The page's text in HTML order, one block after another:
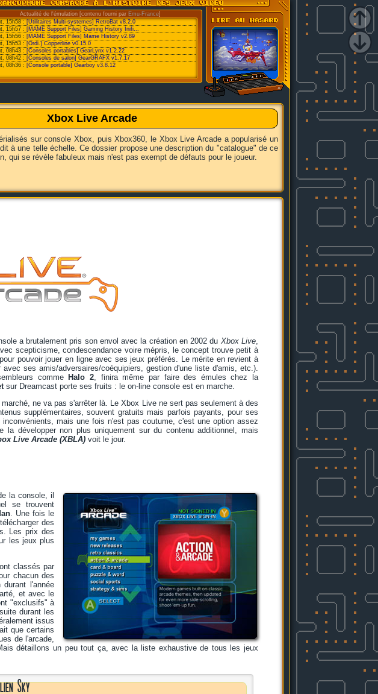
Actualité de l'émulation [contenu fourni par Emu-France]
15h58 :[Utilitaires Multi-systemes] RetroBat v8.2.0
15h57 : [MAME Support Files] Gaming History Inifi...
15h56 : [MAME Support Files] Mame History v2.89
15h53 : [Ordi.] Copperline v0.15.0
08h43 : [Consoles portables] GearLynx v1.2.22
08h42 : [Consoles de salon] GearGRAFX v1.7.17
08h36 : [Console portable] Gearboy v3.8.12
Xbox Live Arcade
sur console Xbox, puis Xbox360, le Xbox Live Arcade a popularisé un
à une telle échelle. Ce dossier propose une description du "catalogue" de ce
qui se révèle fabuleux mais n'est pas exempt de défauts pour le joueur.
a brutalement pris son envol avec la création en 2002 du Xbox Live,
scepticisme, condescendance voire mépris, le concept trouve petit à
pouvoir jouer en ligne avec ses jeux préférés. Le mérite en revient à
ses amis/adversaires/coéquipiers, gestion d'une liste d'amis, etc.).
comme Halo 2, finira même par faire des émules chez la
sur Dreamcast porte ses fruits : le on-line console est en marche.
ne va pas s'arrêter là. Le Xbox Live ne sert pas seulement à des
supplémentaires, souvent gratuits mais parfois payants, pour ses
mais une fois n'est pas coutume, c'est une option assez
développer non plus uniquement sur du contenu additionnel, mais
Live Arcade (XBLA) voit le jour.
la console, il
se trouvent
. Une fois le
des
Les prix des
les jeux plus
classés par
chacun des
l'année
et avec le
"exclusifs" à
durant les
issus
que certains
de l'arcade,
détaillons un peu tout ça, avec la liste exhaustive de tous les jeux
Sky